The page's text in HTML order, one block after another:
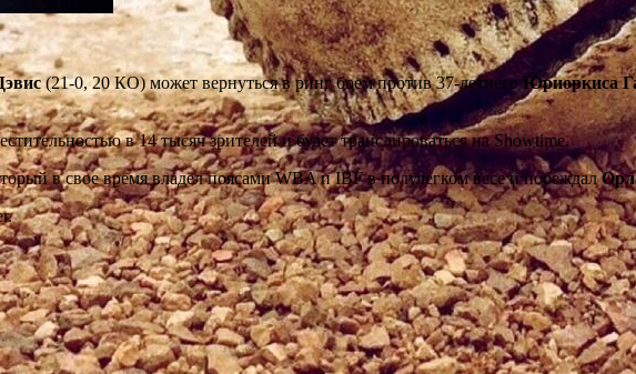
(21-0, 20 КО) может вернуться в ринг боем против 37-летнегоЮриоркиса
в 14 тысяч зрителей и будет транслироваться на Showtime.
в свое время владел поясами WBA и IBF в полулегком весе и побеждал